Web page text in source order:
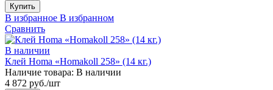
Купить
В избранное В избранном
Сравнить
В наличии
Клей Homa «Homakoll 258» (14 кг.)
Наличие товара: В наличии
4 872 руб./шт